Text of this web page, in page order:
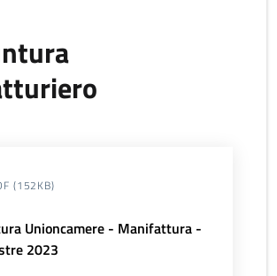
(152KB)
Unioncamere - Manifattura -
2023